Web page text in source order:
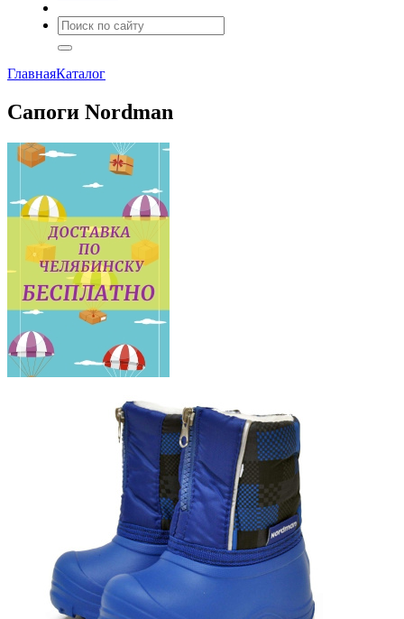
ГлавнаяКаталог
Сапоги Nordman